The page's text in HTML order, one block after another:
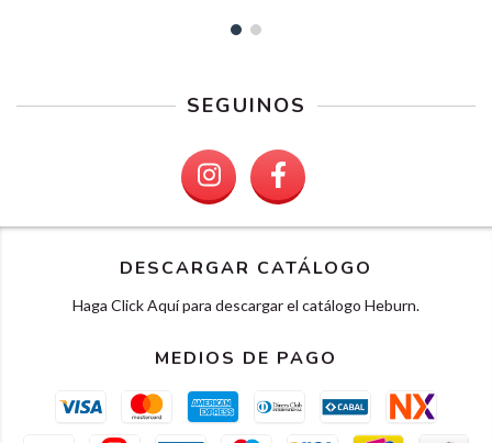
SEGUINOS
DESCARGAR CATÁLOGO
Haga Click Aquí para descargar el catálogo Heburn.
MEDIOS DE PAGO